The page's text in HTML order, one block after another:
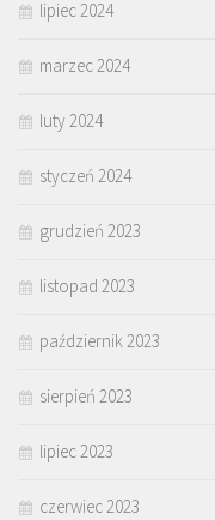
lipiec 2024
marzec 2024
luty 2024
styczeń 2024
grudzień 2023
listopad 2023
październik 2023
sierpień 2023
lipiec 2023
czerwiec 2023